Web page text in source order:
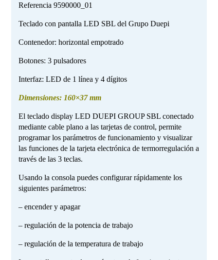
Referencia 9590000_01
Teclado con pantalla LED SBL del Grupo Duepi
Contenedor: horizontal empotrado
Botones: 3 pulsadores
Interfaz: LED de 1 línea y 4 dígitos
Dimensiones: 160×37 mm
El teclado display LED DUEPI GROUP SBL conectado
mediante cable plano a las tarjetas de control, permite
programar los parámetros de funcionamiento y visualizar
las funciones de la tarjeta electrónica de termorregulación a
través de las 3 teclas.
Usando la consola puedes configurar rápidamente los
siguientes parámetros:
– encender y apagar
– regulación de la potencia de trabajo
– regulación de la temperatura de trabajo